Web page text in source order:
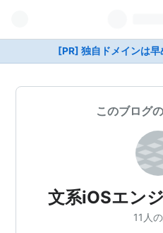
[PR] 独自ドメインは早
このブログ
文系iOSエン
11人